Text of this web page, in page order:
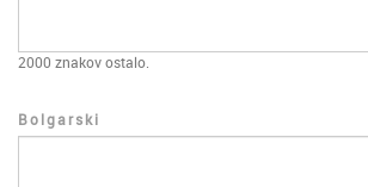
2000 znakov ostalo.
Bolgarski